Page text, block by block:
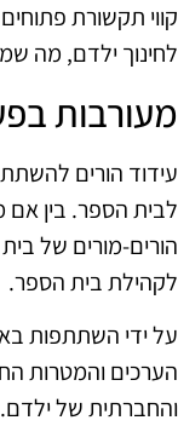
קווי תקשורת
לחינוך ילדם, מה
מעורבות
עידוד הורים
לבית הספר. בין אם
הורים-מורים של
לקהילת בית הספר.
על ידי השתתפות
הערכים והמטרות
והחברתית של ילדם.